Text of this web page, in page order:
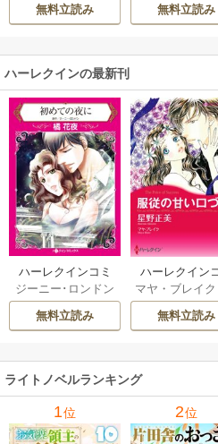
無料立読み 無料立読み
ハーレクインの最新刊
ハーレクインコミ
ックス セット 202
6年 vol.1064 1巻
ジーニー･ロンドン
/橘花夜/メアリ
ー･ライアンズ
ーガン/星合操/ア
ン･ウィール/ 津寺
里可子
無料立読み
ハーレクイン
ックス セット
6年 vol.1002 1
マヤ・ブレイク
野正美/ヘレ
ルックス/のわ
ウェイ/一重
無料立読み
ライトノベルランキング
1位 2位